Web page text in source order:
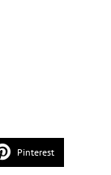
Pinterest